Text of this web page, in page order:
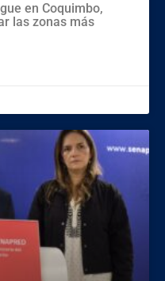
en Coquimbo,
las zonas más